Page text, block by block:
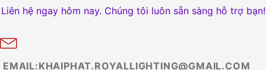
Liên hệ ngay hôm nay. Chúng tôi luôn sẵn sàng hỗ trợ bạn!
EMAIL:KHAIPHAT.ROYALLIGHTING@GMAIL.COM